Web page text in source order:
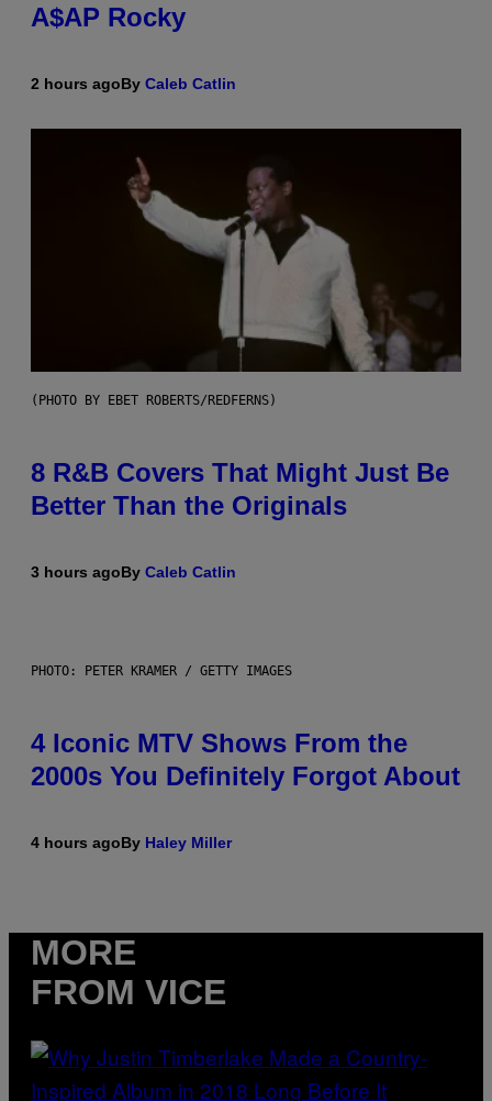
A$AP Rocky
2 hours agoBy Caleb Catlin
(PHOTO BY EBET ROBERTS/REDFERNS)
8 R&B Covers That Might Just Be
Better Than the Originals
3 hours agoBy Caleb Catlin
PHOTO: PETER KRAMER / GETTY IMAGES
4 Iconic MTV Shows From the
2000s You Definitely Forgot About
4 hours agoBy Haley Miller
MORE
FROM VICE